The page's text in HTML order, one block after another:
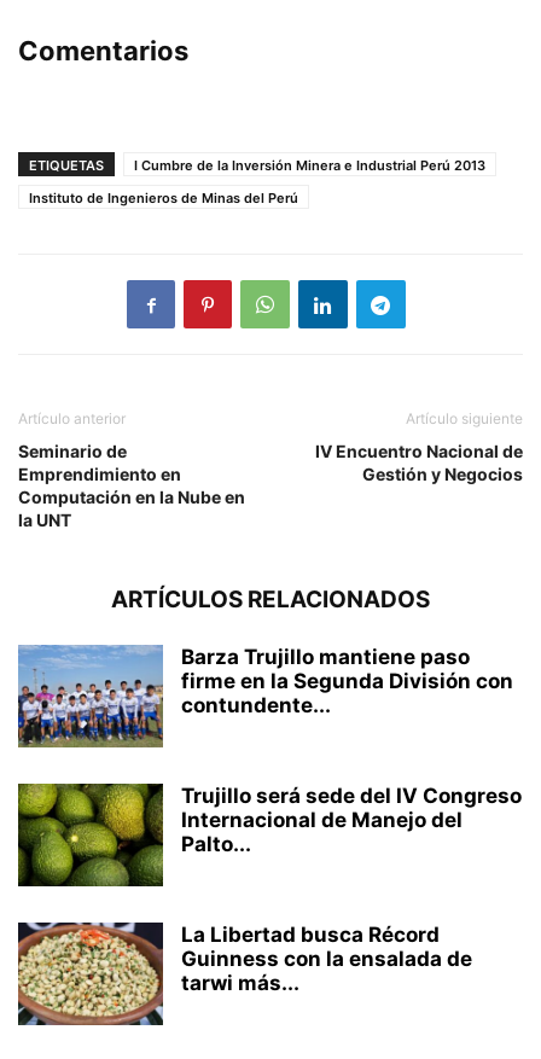
Comentarios
ETIQUETAS
I Cumbre de la Inversión Minera e Industrial Perú 2013
Instituto de Ingenieros de Minas del Perú
Artículo anterior
Seminario de
Emprendimiento en
Computación en la Nube en
la UNT
Artículo siguiente
IV Encuentro Nacional de
Gestión y Negocios
ARTÍCULOS RELACIONADOS
Barza Trujillo mantiene paso
firme en la Segunda División con
contundente...
Trujillo será sede del IV Congreso
Internacional de Manejo del
Palto...
La Libertad busca Récord
Guinness con la ensalada de
tarwi más...